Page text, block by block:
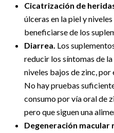
Cicatrización de
úlceras en la piel y
beneficiarse de los
Diarrea. Los
reducir los síntomas de
niveles bajos de zinc,
No hay pruebas
consumo por vía oral de
pero que siguen una
Degeneración macular